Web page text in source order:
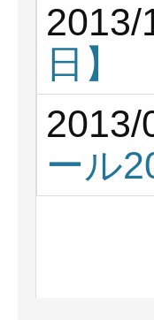
2013/
日】
2013/
ール